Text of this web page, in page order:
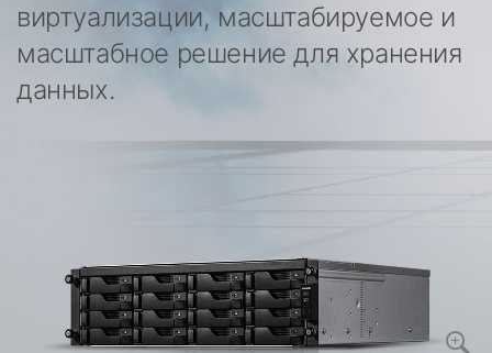
виртуализации, масштабируемое и
масштабное решение для хранения
данных.